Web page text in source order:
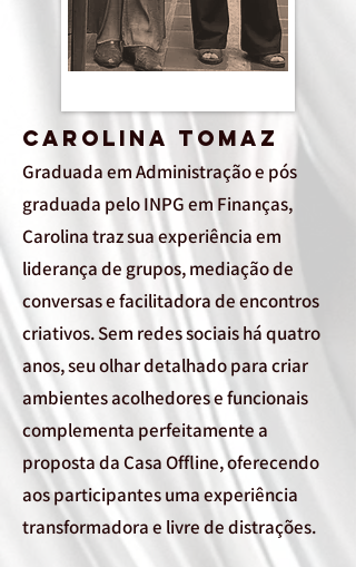
Carolina Tomaz
Graduada em Administração e pós
graduada pelo INPG em Finanças,
Carolina traz sua experiência em
liderança de grupos, mediação de
conversas e facilitadora de encontros
criativos. Sem redes sociais há quatro
anos, seu olhar detalhado para criar
ambientes acolhedores e funcionais
complementa perfeitamente a
proposta da Casa Offline, oferecendo
aos participantes uma experiência
transformadora e livre de distrações.